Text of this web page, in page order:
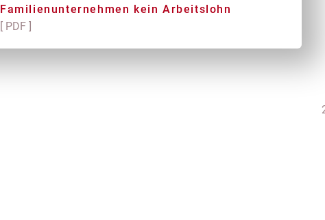
Familienunternehmen kein Arbeitslohn
[ PDF ]